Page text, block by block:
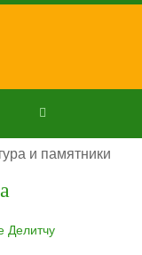
и памятники